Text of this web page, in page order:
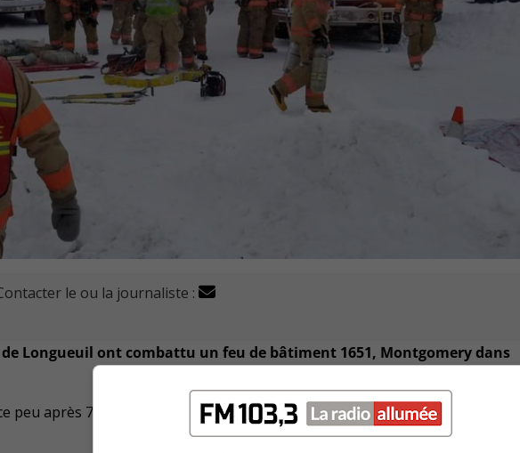
le ou la journaliste :
de Longueuil ont combattu un feu de bâtiment 1651, Montgomery dans
peu après 7h dans le sous-sol de l’édifice de quatre logements et se sont